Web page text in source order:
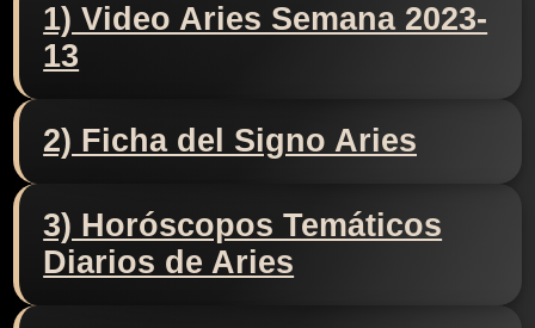
1) Video Aries Semana 2023-
13
2) Ficha del Signo Aries
3) Horóscopos Temáticos
Diarios de Aries